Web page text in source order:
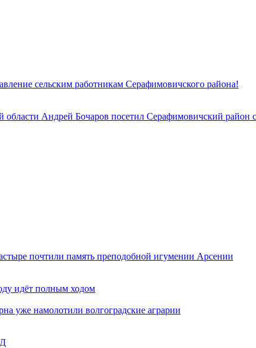
сельским работникам Серафимовичского района!
области Андрей Бочаров посетил Серафимовичский
почтили память преподобной игумении Арсении
идёт полным ходом
уже намолотили волгоградские аграрии